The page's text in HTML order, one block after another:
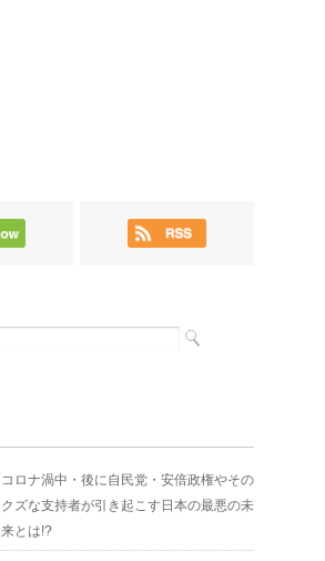
コロナ渦中・後に自民党・安倍政権やその
クズな支持者が引き起こす日本の最悪の未
来とは!?